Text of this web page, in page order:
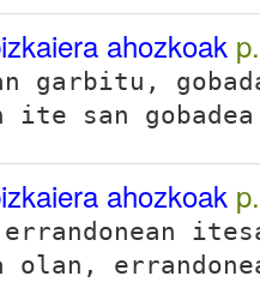
ahozkoak
garbitu,
ite san
ahozkoak
olan,